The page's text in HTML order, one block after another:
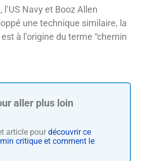
Navy et Booz Allen
une technique similaire, la
à l’origine du terme “chemin
article pour découvrir ce
critique et comment le